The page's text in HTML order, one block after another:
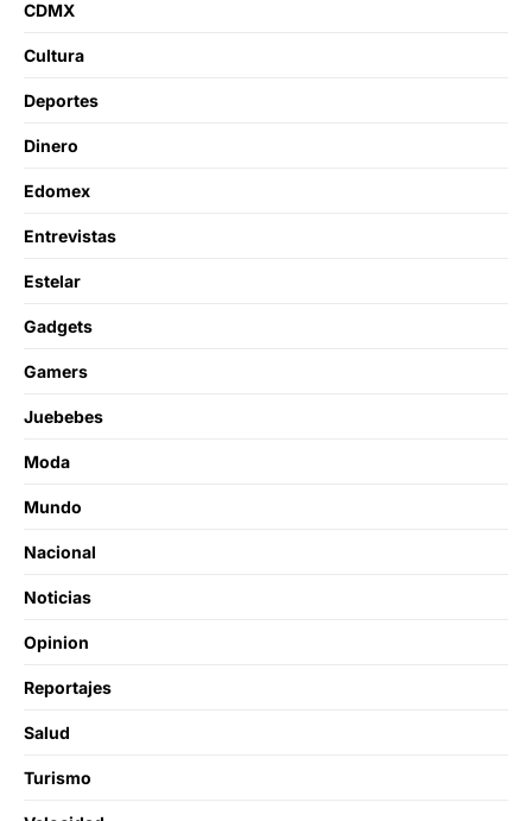
CDMX
Cultura
Deportes
Dinero
Edomex
Entrevistas
Estelar
Gadgets
Gamers
Juebebes
Moda
Mundo
Nacional
Noticias
Opinion
Reportajes
Salud
Turismo